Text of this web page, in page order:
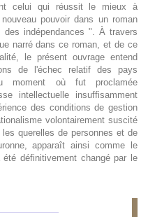
celui qui réussit le mieux à
pouvoir dans un roman
indépendances ". À travers
narré dans ce roman, et de ce
le présent ouvrage entend
de l'échec relatif des pays
moment où fut proclamée
intellectuelle insuffisamment
des conditions de gestion
volontairement suscité
querelles de personnes et de
apparaît ainsi comme le
définitivement changé par le